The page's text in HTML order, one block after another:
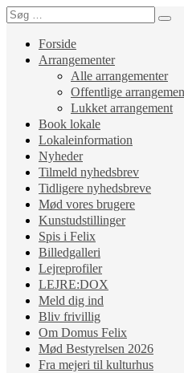
Forside
Arrangementer
Alle arrangementer
Offentlige
Lukket arrangement
Book lokale
Lokaleinformation
Nyheder
Tilmeld nyhedsbrev
Tidligere nyhedsbreve
Mød vores brugere
Kunstudstillinger
Spis i Felix
Billedgalleri
Lejreprofiler
LEJRE:DOX
Meld dig ind
Bliv frivillig
Om Domus Felix
Mød Bestyrelsen 2026
Fra mejeri til kulturhus